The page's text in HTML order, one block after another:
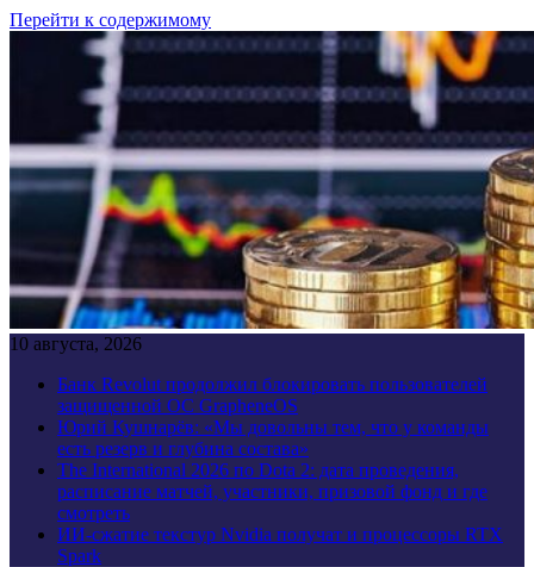
Перейти к содержимому
10 августа, 2026
Банк Revolut продолжил блокировать пользователей
защищенной ОС GrapheneOS
Юрий Кушнарёв: «Мы довольны тем, что у команды
есть резерв и глубина состава»
The International 2026 по Dota 2: дата проведения,
расписание матчей, участники, призовой фонд и где
смотреть
ИИ-сжатие текстур Nvidia получат и процессоры RTX
Spark